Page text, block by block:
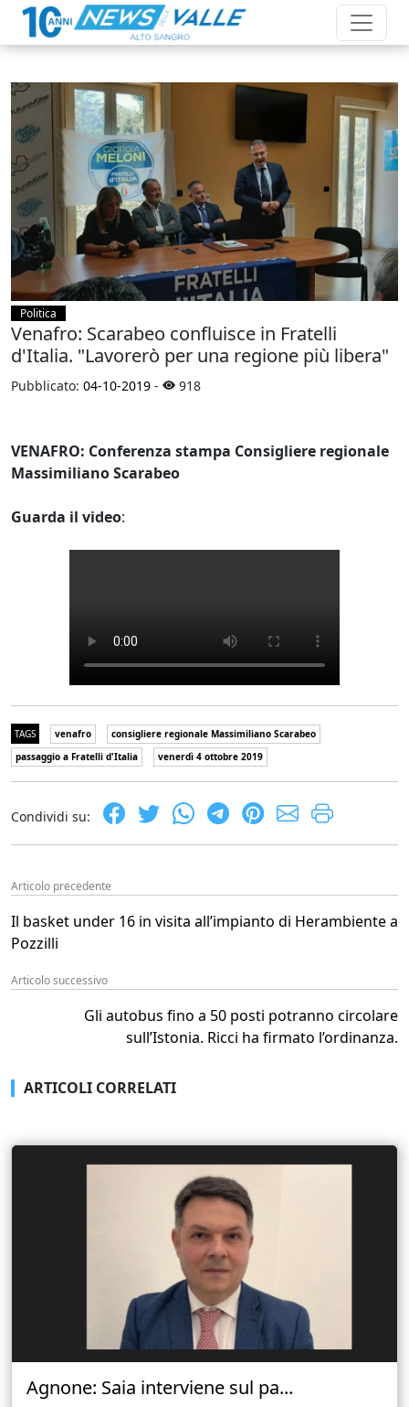
Politica
Venafro: Scarabeo confluisce in Fratelli
d'Italia. "Lavorerò per una regione più libera"
Pubblicato: 04-10-2019 - 918
VENAFRO: Conferenza stampa Consigliere regionale
Massimiliano Scarabeo
Guarda il video:
TAGS venafro
consigliere regionale Massimiliano Scarabeo
passaggio a Fratelli d'Italia
venerdì 4 ottobre 2019
Condividi su:
Articolo precedente
Il basket under 16 in visita all’impianto di Herambiente a
Pozzilli
Articolo successivo
Gli autobus fino a 50 posti potranno circolare
sull’Istonia. Ricci ha firmato l’ordinanza.
ARTICOLI CORRELATI
Agnone: Saia interviene sul pa...